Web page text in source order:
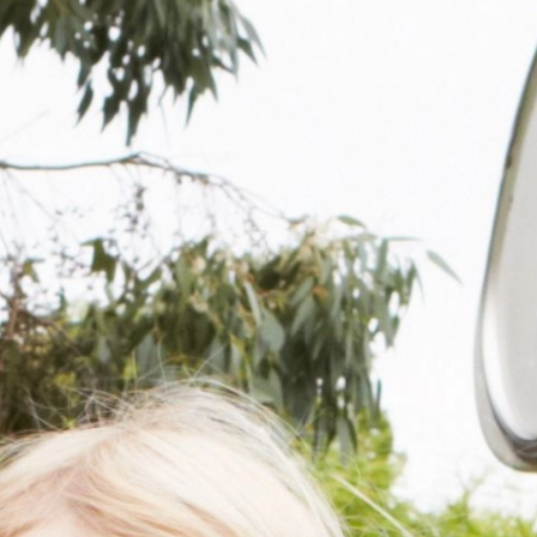
Dla rolnictwa
Dla przemysłu
Inne zastosowanie